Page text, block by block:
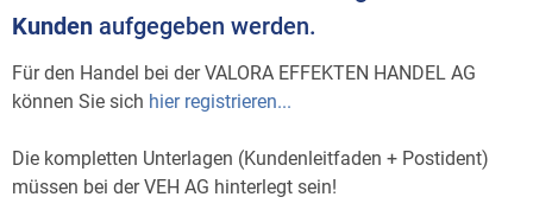
Kunden aufgegeben werden.
Für den Handel bei der VALORA EFFEKTEN HANDEL AG
können Sie sich hier registrieren...
Die kompletten Unterlagen (Kundenleitfaden + Postident)
müssen bei der VEH AG hinterlegt sein!